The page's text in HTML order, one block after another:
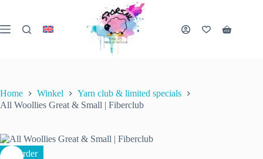
de
inhoud
Home Winkel
Yarn club & limited specials
All Woollies Great & Small | Fiberclub
Preorder